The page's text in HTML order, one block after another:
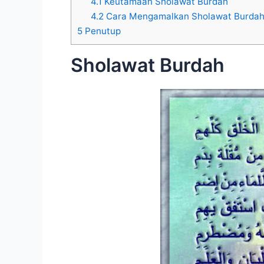
4.2 Cara Mengamalkan Sholawat Burdah
5 Penutup
Sholawat Burdah